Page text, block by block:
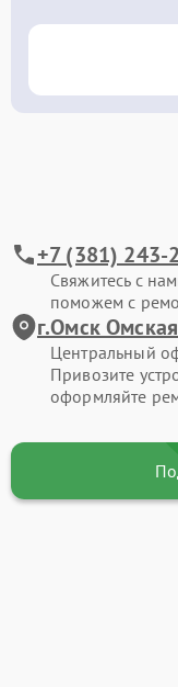
+7 (381) 243-
Свяжитесь с
поможем с
г.Омск
Центральный
Привозите
оформляйте